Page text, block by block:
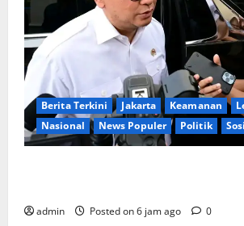
Berita Terkini Jakarta Keamanan
Nasional
News Populer Politik
admin Posted on 6 jam ago 0